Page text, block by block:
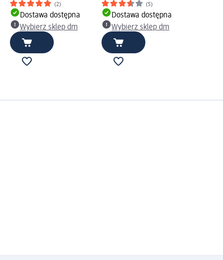
(2)
Dostawa dostępna
Wybierz sklep dm
(5)
Dostawa dostępna
Wybierz sklep dm